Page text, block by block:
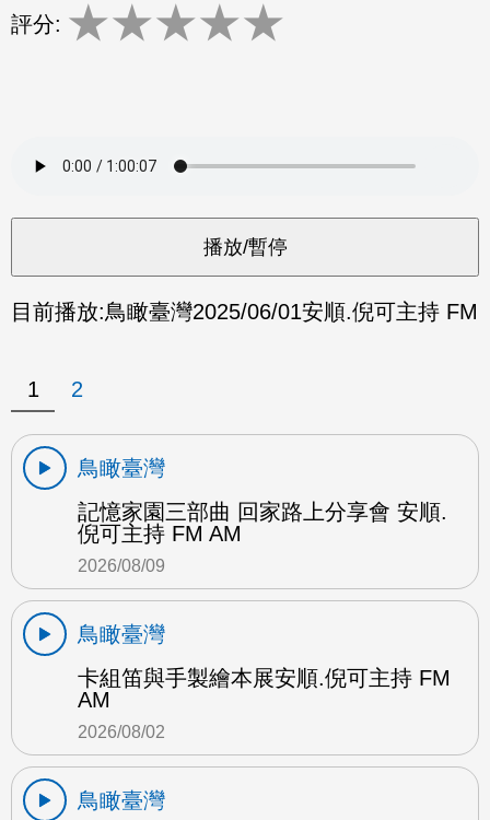
評分: ★★★★★
目前播放:鳥瞰臺灣2025/06/01安順.倪可主持 FM
1 2
鳥瞰臺灣
記憶家園三部曲 回家路上分享會 安順.
倪可主持 FM AM
2026/08/09
鳥瞰臺灣
卡組笛與手製繪本展安順.倪可主持 FM
AM
2026/08/02
鳥瞰臺灣